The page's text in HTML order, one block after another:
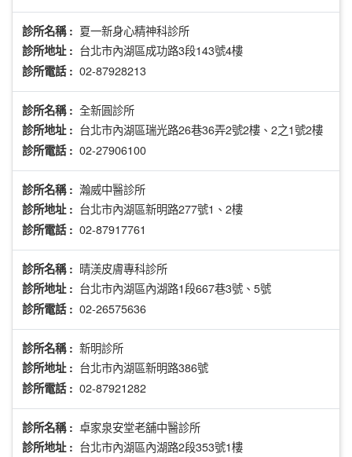
診所名稱 : 夏一新身心精神科診所
診所地址 : 台北市內湖區成功路3段143號4樓
診所電話 : 02-87928213
診所名稱 : 全新圓診所
診所地址 : 台北市內湖區瑞光路26巷36弄2號2樓、2之1號2樓
診所電話 : 02-27906100
診所名稱 : 瀚威中醫診所
診所地址 : 台北市內湖區新明路277號1、2樓
診所電話 : 02-87917761
診所名稱 : 晴渼皮膚專科診所
診所地址 : 台北市內湖區內湖路1段667巷3號、5號
診所電話 : 02-26575636
診所名稱 : 新明診所
診所地址 : 台北市內湖區新明路386號
診所電話 : 02-87921282
診所名稱 : 卓家泉安堂老舖中醫診所
診所地址 : 台北市內湖區內湖路2段353號1樓